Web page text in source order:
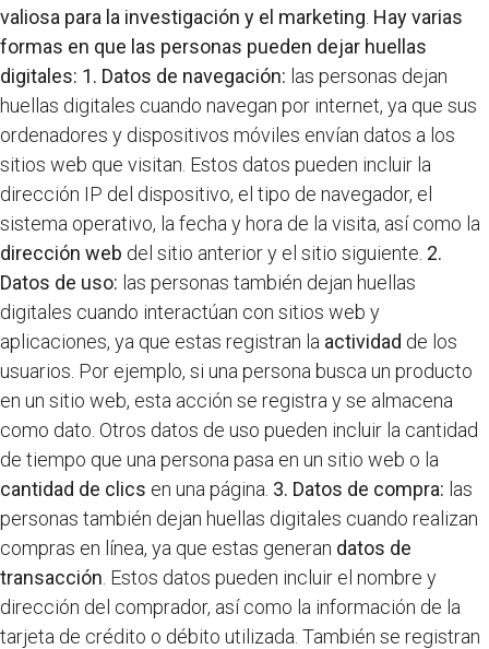
valiosa para la investigación y el marketing Hay varias
formas en que las personas pueden dejar huellas
digitales: 1. Datos de navegación: las personas dejan
huellas digitales cuando navegan por internet, ya que sus
ordenadores y dispositivos móviles envían datos a los
sitios web que visitan. Estos datos pueden incluir la
dirección IP del dispositivo, el tipo de navegador, el
sistema operativo, la fecha y hora de la visita, así como la
dirección web del sitio anterior y el sitio siguiente. 2.
Datos de uso: las personas también dejan huellas
digitales cuando interactúan con sitios web y
aplicaciones, ya que estas registran la actividad de los
usuarios. Por ejemplo, si una persona busca un producto
en un sitio web, esta acción se registra y se almacena
como dato. Otros datos de uso pueden incluir la cantidad
de tiempo que una persona pasa en un sitio web o la
cantidad de clics en una página. 3. Datos de compra: las
personas también dejan huellas digitales cuando realizan
compras en línea, ya que estas generan datos de
transacción . Estos datos pueden incluir el nombre y
dirección del comprador, así como la información de la
tarjeta de crédito o débito utilizada. También se registran